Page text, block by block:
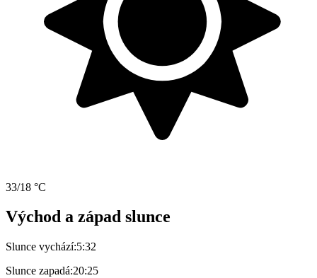
33/18 °C
Východ a západ slunce
Slunce vychází:5:32
Slunce zapadá:20:25